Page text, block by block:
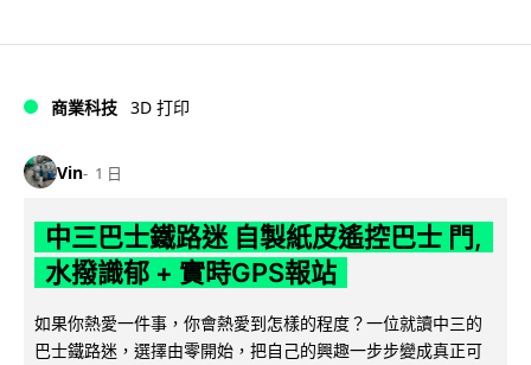
商業科技 3D 打印
Vin 1 日
中三巴士鐵路迷 自製紙皮遙控巴士 門,
水撥識郁 + 實時GPS報站
如果你熱愛一件事，你會熱愛到怎樣的程度？一位就讀中三的
巴士鐵路迷，選擇由零開始，把自己的興趣一步步變成真正可